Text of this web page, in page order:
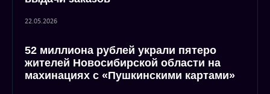
22.05.2026
52 миллиона рублей украли пятеро
жителей Новосибирской области на
махинациях с «Пушкинскими картами»